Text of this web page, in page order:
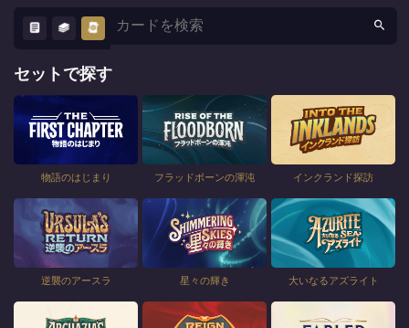
セットで探す
物語のはじまり フラッドボーンの渾沌 インクランド探訪
逆襲のアースラ 星々の輝き 大いなるアズライト